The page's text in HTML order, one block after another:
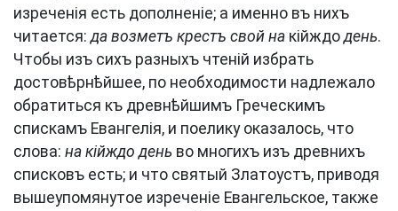
изреченія есть дополненіе; а именно въ нихъ
читается:да возметъ крестъ свой на кійждодень.
Чтобы изъ сихъ разныхъ чтеній избрать
достовѣрнѣйшее, по необходимости надлежало
обратиться къ древнѣйшимъ Греческимъ
спискамъ Евангелія, и поелику оказалось, что
слова: на кійждо день во многихъ изъ древнихъ
списковъ есть; и что святый Златоустъ, приводя
вышеупомянутое изреченіе Евангельское, также